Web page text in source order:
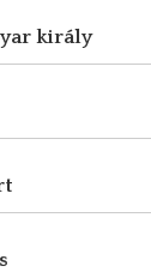
király